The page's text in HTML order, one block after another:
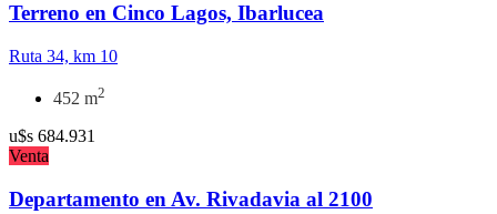
Terreno en Cinco Lagos, Ibarlucea
Ruta 34, km 10
452 m2
u$s 684.931
Venta
Departamento en Av. Rivadavia al 2100